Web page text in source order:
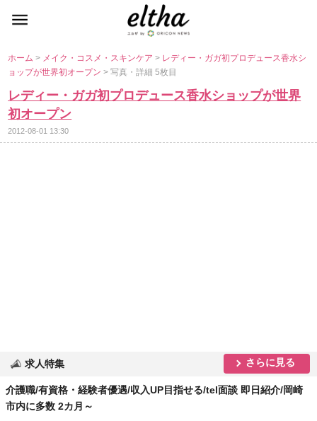
ホーム> メイク・コスメ・スキンケア> レディー・ガガ初プロデュース香水シ
ョップが世界初オープン> 写真・詳細 5枚目
レディー・ガガ初プロデュース香水ショップが世界
初オープン
2012-08-01 13:30
求人特集 さらに見る
介護職/有資格・経験者優遇/収入UP目指せる/tel面談 即日紹介/岡崎
市内に多数 2カ月～